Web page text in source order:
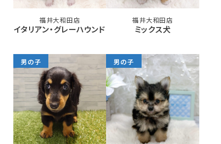
福井大和田店
イタリアン・グレーハウンド
福井大和田店
ミックス犬
男の子 男の子